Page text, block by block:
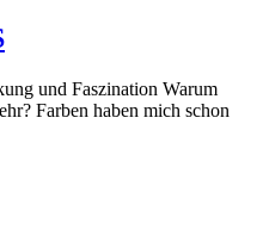
und Faszination Warum
Farben haben mich schon